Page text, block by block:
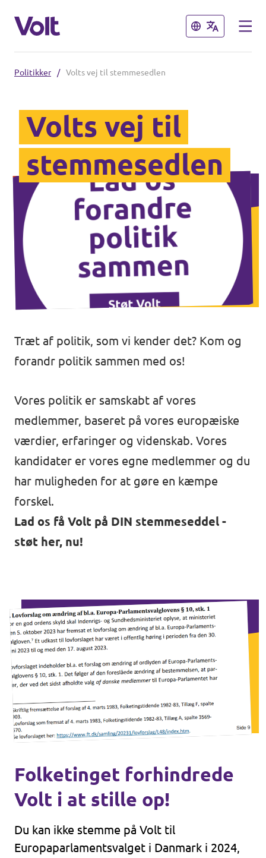
Luk
Dansk
Hovedorganisationen
Volt Europa
Demokratisk Repræsentation
Luk
Politikker
Personer
Nyheder
Begivenheder
Politikker / Volts vej til stemmesedlen
Volts vej til
stemmesedlen
Træt af politik, som vi kender det? Kom og
forandr politik sammen med os!
Vores politik er samskabt af vores
medlemmer, baseret på vores europæiske
værdier, erfaringer og videnskab. Vores
kandidater er vores egne medlemmer og du
har muligheden for at gøre en kæmpe
forskel.
Lad os få Volt på DIN stemmeseddel -
støt her, nu!
Folketinget forhindrede
Volt i at stille op!
Du kan ikke stemme på Volt til
Europaparlamentsvalget i Danmark i 2024,